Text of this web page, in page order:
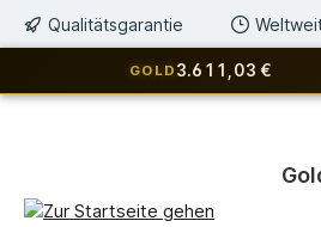
Zur Hauptnavigation
Qualitätsgarantie
GOLD 3.611,03 €